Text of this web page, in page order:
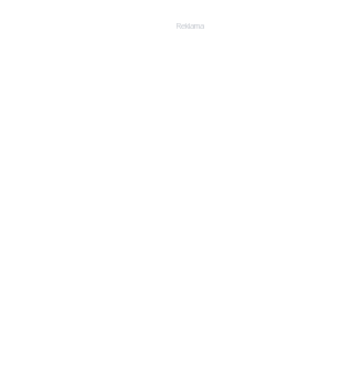
Reklama